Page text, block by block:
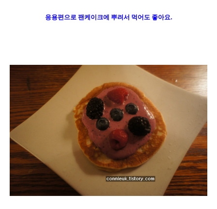
응용편으로팬케이크에 뿌려서 먹어도 좋아요.